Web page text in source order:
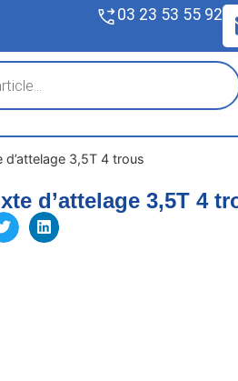
03 23 53 55 92
3,5T 4 trous
d’attelage 3,5T 4